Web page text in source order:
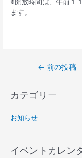
※開放時間は、午前１
ます。
← 前の投稿
カテゴリー
お知らせ
イベントカレン